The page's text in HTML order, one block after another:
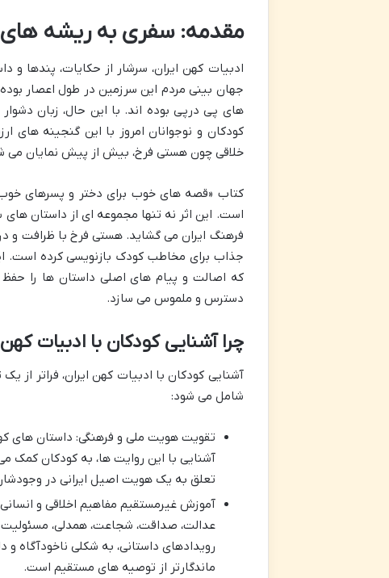
مقدمه: سفری به ریشه های
ادبیات کهن ایران، سرشار از حکایات، پندها
جهان بینی مردم این سرزمین در طول اعصار
های پی درپی بوده اند. با این حال، زبان
کودکان و نوجوانان امروز با این گنجینه
خلاقی چون هستی فرخ، بیش از پیش نمایان می
کتاب «قصه های خوب برای دختر و پسرهای
است. این اثر نه تنها مجموعه ای از داستان
فرهنگ ایران می گشاید. هستی فرخ با ظرافت و
جذاب برای مخاطب کودک بازنویسی کرده است.
که اصالت و پیام های اصلی داستان ها را حفظ
دسترس و ملموس می سازد.
چرا آشنایی کودکان با ادبیات
آشنایی کودکان با ادبیات کهن ایران، فراتر از
شامل می شود:
تقویت هویت ملی و فرهنگی: داستان های
آشنایی با این روایت ها، به کودکان کمک
تعلق به یک هویت اصیل ایرانی در
آموزش غیرمستقیم مفاهیم اخلاقی و
عدالت، صداقت، شجاعت، همدلی، مسئولیت
رویدادهای داستانی، به شکلی ناخودآگاه
ماندگارتر از توصیه های مستقیم است.